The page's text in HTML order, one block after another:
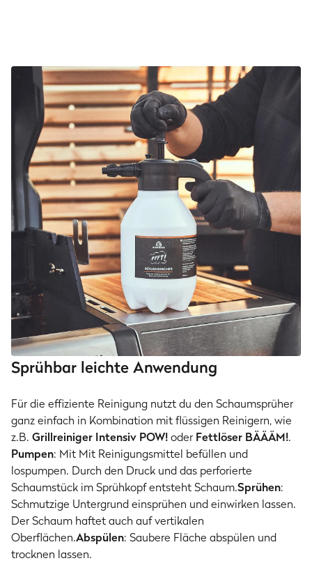
Sprühbar leichte Anwendung
Für die effiziente Reinigung nutzt du den Schaumsprüher
ganz einfach in Kombination mit flüssigen Reinigern, wie
z.B. Grillreiniger Intensiv POW!oder Fettlöser BÄÄÄM!.
Pumpen: Mit Mit Reinigungsmittel befüllen und
lospumpen. Durch den Druck und das perforierte
Schaumstück im Sprühkopf entsteht Schaum.Sprühen:
Schmutzige Untergrund einsprühen und einwirken lassen.
Der Schaum haftet auch auf vertikalen
Oberflächen.Abspülen: Saubere Fläche abspülen und
trocknen lassen.